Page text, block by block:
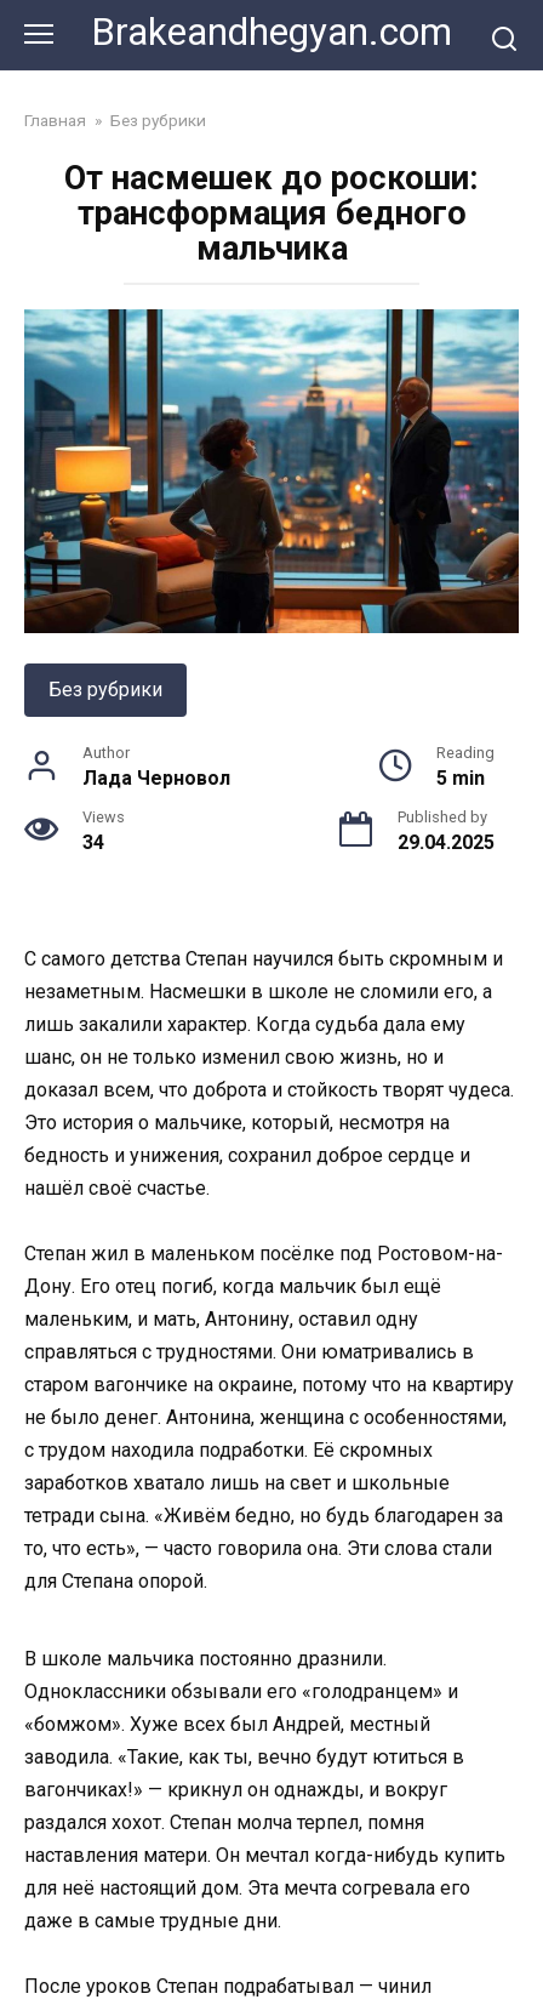
content
Brakeandhegyan.com
Главная » Без рубрики
От насмешек до роскоши:
трансформация бедного
мальчика
Без рубрики
Author
Лада Черновол
Reading
5 min
Views
34
Published by
29.04.2025
С самого детства Степан научился быть скромным и
незаметным. Насмешки в школе не сломили его, а
лишь закалили характер. Когда судьба дала ему
шанс, он не только изменил свою жизнь, но и
доказал всем, что доброта и стойкость творят чудеса.
Это история о мальчике, который, несмотря на
бедность и унижения, сохранил доброе сердце и
нашёл своё счастье.
Степан жил в маленьком посёлке под Ростовом-на-
Дону. Его отец погиб, когда мальчик был ещё
маленьким, и мать, Антонину, оставил одну
справляться с трудностями. Они юматривались в
старом вагончике на окраине, потому что на квартиру
не было денег. Антонина, женщина с особенностями,
с трудом находила подработки. Её скромных
заработков хватало лишь на свет и школьные
тетради сына. «Живём бедно, но будь благодарен за
то, что есть», — часто говорила она. Эти слова стали
для Степана опорой.
В школе мальчика постоянно дразнили.
Одноклассники обзывали его «голодранцем» и
«бомжом». Хуже всех был Андрей, местный
заводила. «Такие, как ты, вечно будут ютиться в
вагончиках!» — крикнул он однажды, и вокруг
раздался хохот. Степан молча терпел, помня
наставления матери. Он мечтал когда-нибудь купить
для неё настоящий дом. Эта мечта согревала его
даже в самые трудные дни.
После уроков Степан подрабатывал — чинил